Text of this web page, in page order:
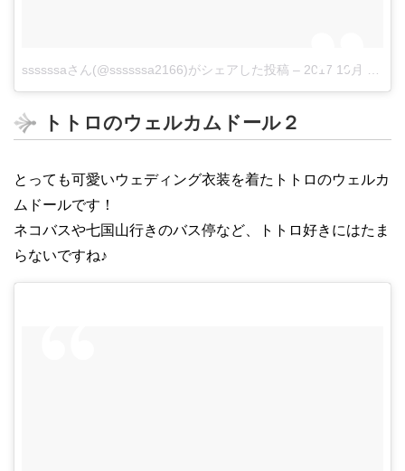
ssssssaさん(@ssssssa2166)がシェアした投稿 – 2017 10月 18 5:46午前 PDT
トトロのウェルカムドール２
とっても可愛いウェディング衣装を着たトトロのウェルカ
ムドールです！
ネコバスや七国山行きのバス停など、トトロ好きにはたま
らないですね♪